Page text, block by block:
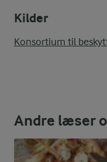
Kilder
Konsortium til
Andre læser